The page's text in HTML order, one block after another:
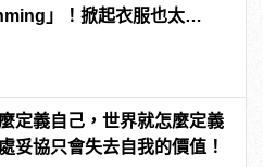
」！掀起衣服也太
麼定義自己，世界就怎麼定義
妥協只會失去自我的價值！